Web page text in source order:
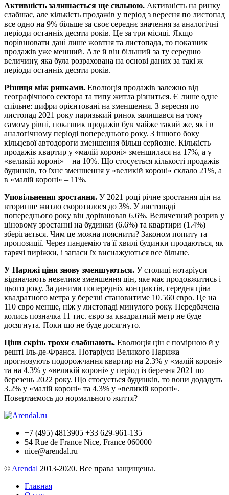
Активність залишається ще сильною. Активність на ринку
слабшає, але кількість продажів у період з вересня по листопад
все одно на 9% більше за своє середнє значення за аналогічні
періоди останніх десяти років. Це за три місяці. Якщо
порівнювати дані лише жовтня та листопада, то показник
продажів уже менший. Але й він більший за ту середню
величину, яка була розрахована на основі даних за такі ж
періоди останніх десяти років.
Різниця між ринками. Еволюція продажів залежно від
географічного сектора та типу житла різниться. Є лише одне
спільне: цифри орієнтовані на зменшення. З вересня по
листопад 2021 року паризький ринок залишався на тому
самому рівні, показник продажів був майже такий же, як і в
аналогічному періоді попереднього року. З іншого боку
кільцевої автодороги зменшення більш серйозне. Кількість
продажів квартир у «малій короні» зменшилася на 17%, а у
«великій короні» – на 10%. Що стосується кількості продажів
будинків, то їхнє зменшення у «великій короні» склало 21%, а
в «малій короні» – 11%.
Уповільнення зростання. У 2021 році річне зростання цін на
вторинне житло скоротилося до 3%. У листопаді
попереднього року він дорівнював 6.6%. Величезний розрив у
ціновому зростанні на будинки (6.6%) та квартири (1.4%)
зберігається. Чим це можна пояснити? Законом попиту та
пропозиції. Через пандемію та її хвилі будинки продаються, як
гарячі пиріжки, і запаси їх виснажуються все більше.
У Парижі ціни знову зменшуються. У столиці нотаріуси
відзначають невелике зменшення цін, яке має продовжитись і
цього року. За даними попередніх контрактів, середня ціна
квадратного метра у березні становитиме 10.560 євро. Це на
110 євро менше, ніж у листопаді минулого року. Передбачена
колись позначка 11 тис. євро за квадратний метр не буде
досягнута. Поки що не буде досягнуто.
Ціни скрізь трохи слабшають. Еволюція цін є помірною й у
решті Іль-де-Франса. Нотаріуси Великого Парижа
прогнозують подорожчання квартир на 2.3% у «малій короні»
та на 4.3% у «великій короні» у період із березня 2021 по
березень 2022 року. Що стосується будинків, то вони додадуть
3.2% у «малій короні» та 4.3% у «великій короні».
Повертаємось до нормального життя?
+7 (495) 4813905 +33 629-961-135
54 Rue de France Nice, France 060000
nice@arendal.ru
© Arendal 2013-2020. Все права защищены.
Главная